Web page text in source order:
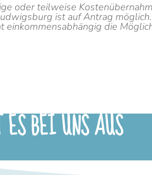
oder teilweise
ist auf Antrag möglich.
einkommensabhängig die
BEI UNS AUS